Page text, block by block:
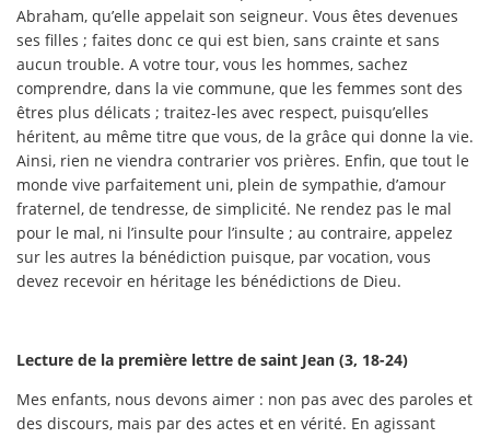
Abraham, qu’elle appelait son seigneur. Vous êtes devenues
ses filles ; faites donc ce qui est bien, sans crainte et sans
aucun trouble. A votre tour, vous les hommes, sachez
comprendre, dans la vie commune, que les femmes sont des
êtres plus délicats ; traitez-les avec respect, puisqu’elles
héritent, au même titre que vous, de la grâce qui donne la vie.
Ainsi, rien ne viendra contrarier vos prières. Enfin, que tout le
monde vive parfaitement uni, plein de sympathie, d’amour
fraternel, de tendresse, de simplicité. Ne rendez pas le mal
pour le mal, ni l’insulte pour l’insulte ; au contraire, appelez
sur les autres la bénédiction puisque, par vocation, vous
devez recevoir en héritage les bénédictions de Dieu.
Lecture de la première lettre de saint Jean (3, 18-24)
Mes enfants, nous devons aimer : non pas avec des paroles et
des discours, mais par des actes et en vérité. En agissant